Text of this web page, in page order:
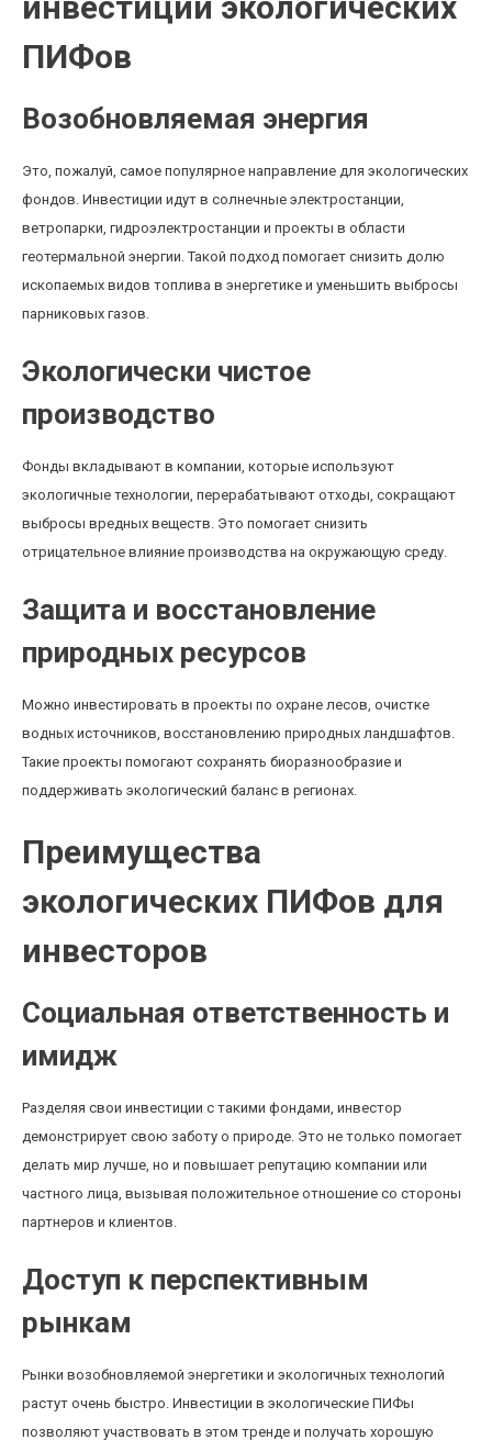
ПИФов
Возобновляемая энергия
Это, пожалуй, самое популярное направление для экологических
фондов. Инвестиции идут в солнечные электростанции,
ветропарки, гидроэлектростанции и проекты в области
геотермальной энергии. Такой подход помогает снизить долю
ископаемых видов топлива в энергетике и уменьшить выбросы
парниковых газов.
Экологически чистое
производство
Фонды вкладывают в компании, которые используют
экологичные технологии, перерабатывают отходы, сокращают
выбросы вредных веществ. Это помогает снизить
отрицательное влияние производства на окружающую среду.
Защита и восстановление
природных ресурсов
Можно инвестировать в проекты по охране лесов, очистке
водных источников, восстановлению природных ландшафтов.
Такие проекты помогают сохранять биоразнообразие и
поддерживать экологический баланс в регионах.
Преимущества
экологических ПИФов для
инвесторов
Социальная ответственность и
имидж
Разделяя свои инвестиции с такими фондами, инвестор
демонстрирует свою заботу о природе. Это не только помогает
делать мир лучше, но и повышает репутацию компании или
частного лица, вызывая положительное отношение со стороны
партнеров и клиентов.
Доступ к перспективным
рынкам
Рынки возобновляемой энергетики и экологичных технологий
растут очень быстро. Инвестиции в экологические ПИФы
позволяют участвовать в этом тренде и получать хорошую